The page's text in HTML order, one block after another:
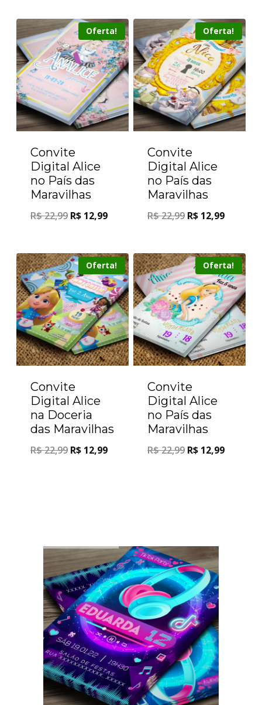
Oferta!
Convite
Digital Alice
no País das
Maravilhas
R$22,99 R$ 12,99
Oferta!
Convite
Digital Alice
no País das
Maravilhas
R$22,99 R$ 12,99
Oferta!
Convite
Digital Alice
na Doceria
das Maravilhas
R$22,99 R$ 12,99
Oferta!
Convite
Digital Alice
no País das
Maravilhas
R$22,99 R$ 12,99